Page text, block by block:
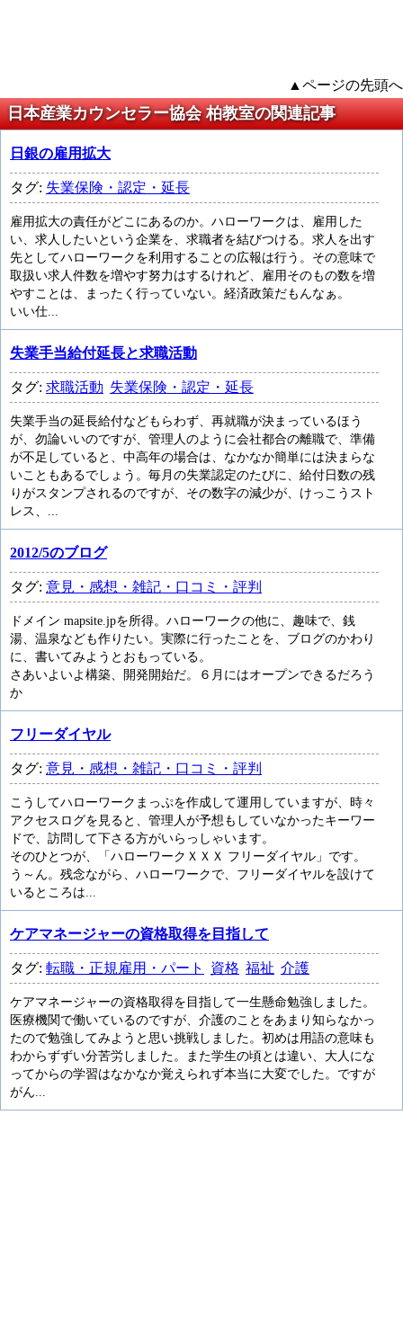
▲ページの先頭へ
日本産業カウンセラー協会 柏教室の関連記事
日銀の雇用拡大
タグ: 失業保険・認定・延長
雇用拡大の責任がどこにあるのか。ハローワークは、雇用した
い、求人したいという企業を、求職者を結びつける。求人を出す
先としてハローワークを利用することの広報は行う。その意味で
取扱い求人件数を増やす努力はするけれど、雇用そのもの数を増
やすことは、まったく行っていない。経済政策だもんなぁ。
いい仕...
失業手当給付延長と求職活動
タグ: 求職活動 失業保険・認定・延長
失業手当の延長給付などもらわず、再就職が決まっているほう
が、勿論いいのですが、管理人のように会社都合の離職で、準備
が不足していると、中高年の場合は、なかなか簡単には決まらな
いこともあるでしょう。毎月の失業認定のたびに、給付日数の残
りがスタンプされるのですが、その数字の減少が、けっこうスト
レス、...
2012/5のブログ
タグ: 意見・感想・雑記・口コミ・評判
ドメイン mapsite.jpを所得。ハローワークの他に、趣味で、銭
湯、温泉なども作りたい。実際に行ったことを、ブログのかわり
に、書いてみようとおもっている。
さあいよいよ構築、開発開始だ。６月にはオープンできるだろう
か
フリーダイヤル
タグ: 意見・感想・雑記・口コミ・評判
こうしてハローワークまっぷを作成して運用していますが、時々
アクセスログを見ると、管理人が予想もしていなかったキーワー
ドで、訪問して下さる方がいらっしゃいます。
そのひとつが、「ハローワークＸＸＸ フリーダイヤル」です。
う～ん。残念ながら、ハローワークで、フリーダイヤルを設けて
いるところは...
ケアマネージャーの資格取得を目指して
タグ: 転職・正規雇用・パート 資格 福祉 介護
ケアマネージャーの資格取得を目指して一生懸命勉強しました。
医療機関で働いているのですが、介護のことをあまり知らなかっ
たので勉強してみようと思い挑戦しました。初めは用語の意味も
わからずずい分苦労しました。また学生の頃とは違い、大人にな
ってからの学習はなかなか覚えられず本当に大変でした。ですが
がん...